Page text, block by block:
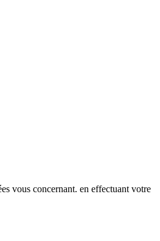
vous concernant. en effectuant votre